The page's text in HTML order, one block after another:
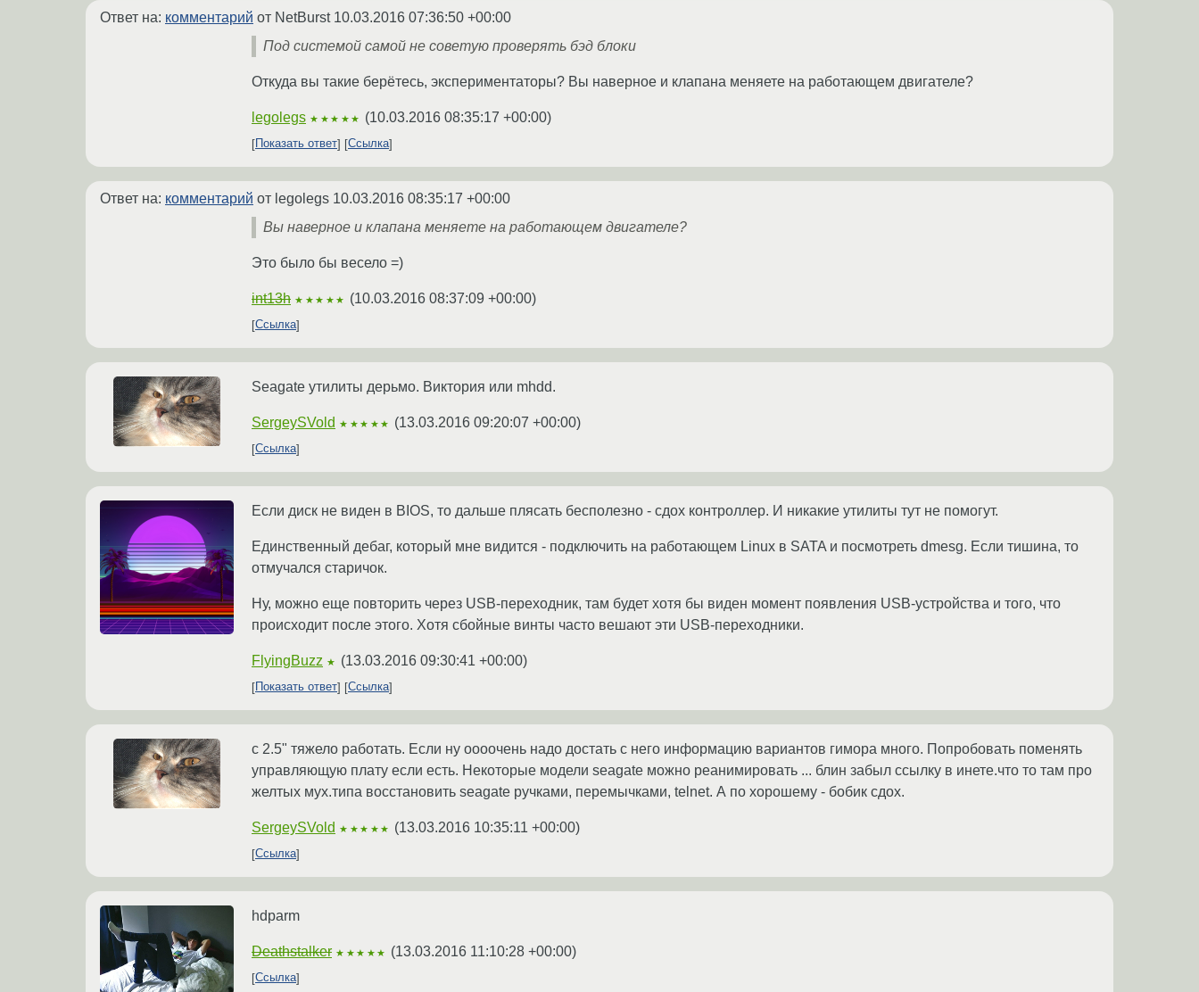
Ответ на: комментарий от NetBurst 10.03.2016 07:36:50 +00:00
Под системой самой не советую проверять бэд блоки
Откуда вы такие берётесь, экспериментаторы? Вы наверное и клапана меняете на работающем двигателе?
legolegs ★★★★★ (10.03.2016 08:35:17 +00:00)
Показать ответ Ссылка
Ответ на: комментарий от legolegs 10.03.2016 08:35:17 +00:00
Вы наверное и клапана меняете на работающем двигателе?
Это было бы весело =)
int13h ★★★★★ (10.03.2016 08:37:09 +00:00)
Ссылка
Seagate утилиты дерьмо. Виктория или mhdd.
SergeySVold ★★★★★ (13.03.2016 09:20:07 +00:00)
Ссылка
Если диск не виден в BIOS, то дальше плясать бесполезно - сдох контроллер. И никакие утилиты тут не помогут.
Единственный дебаг, который мне видится - подключить на работающем Linux в SATA и посмотреть dmesg. Если тишина, то
отмучался старичок.
Ну, можно еще повторить через USB-переходник, там будет хотя бы виден момент появления USB-устройства и того, что
происходит после этого. Хотя сбойные винты часто вешают эти USB-переходники.
FlyingBuzz ★ (13.03.2016 09:30:41 +00:00)
Показать ответ Ссылка
с 2.5" тяжело работать. Если ну оооочень надо достать с него информацию вариантов гимора много. Попробовать поменять
управляющую плату если есть. Некоторые модели seagate можно реанимировать ... блин забыл ссылку в инете.что то там про
желтых мух.типа восстановить seagate ручками, перемычками, telnet. А по хорошему - бобик сдох.
SergeySVold ★★★★★ (13.03.2016 10:35:11 +00:00)
Ссылка
hdparm
Deathstalker ★★★★★ (13.03.2016 11:10:28 +00:00)
Ссылка